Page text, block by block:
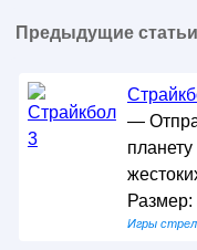
Предыдущие
—
Размер:
Игры